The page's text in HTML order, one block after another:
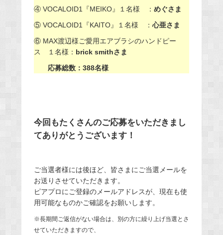
④ VOCALOID1『MEIKO』１名様 ： めぐさま
⑤ VOCALOID1『KAITO』１名様 ： 心亜さま
⑥ MAX渡辺様ご愛用エアブラシのハンドピー
ス １名様： brick smithさま
応募総数：388名様
今回もたくさんのご応募をいただきまし
てありがとうございます！
ご当選者様には後ほど、皆さまにご当選メールを
お送りさせていただきます。
ピアプロにご登録のメールアドレスが、現在も使
用可能なものかご確認をお願いします。
※長期間ご返信がない場合は、別の方に繰り上げ当選とさ
せていただきますので、